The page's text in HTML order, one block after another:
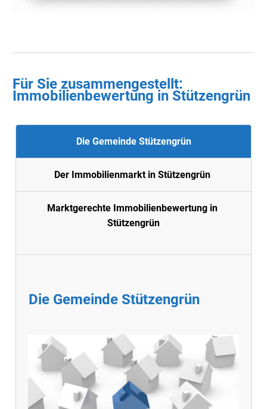
Für Sie zusammengestellt :
Immobilienbewertung in Stützengrün
Die Gemeinde Stützengrün
Der Immobilienmarkt in Stützengrün
Marktgerechte Immobilienbewertung in
Stützengrün
Die Gemeinde Stützengrün